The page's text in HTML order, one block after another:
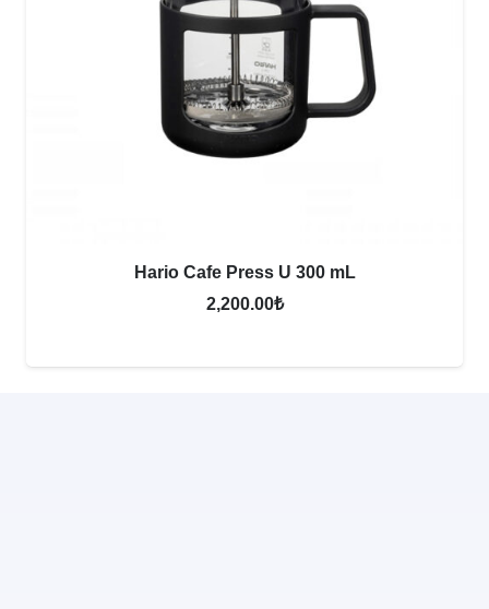
Hario Cafe Press U 300 mL
2,200.00₺